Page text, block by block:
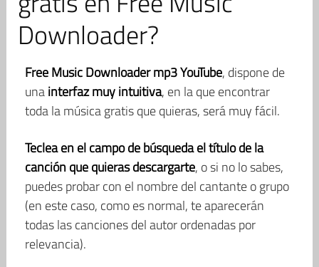
Downloader?
Free Music Downloader mp3 YouTube, dispone de
unainterfaz muy intuitiva, en la que encontrar
toda la música gratis que quieras, será muy fácil.
Teclea en el campo de búsqueda el título de la
canción que quieras descargarte, o si no lo sabes,
puedes probar con el nombre del cantante o grupo
(en este caso, como es normal, te aparecerán
todas las canciones del autor ordenadas por
relevancia).